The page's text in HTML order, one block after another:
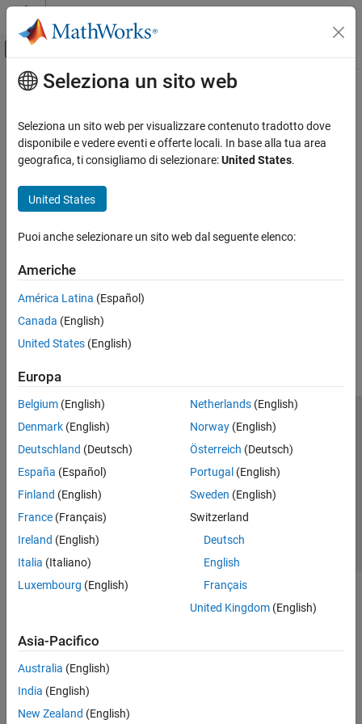
Vai al contenuto
Attiva/disattiva menu di navigazione
Pagina iniziale della documentazione
Contenuto principale
How useful was this information?
Seleziona un sito web
Seleziona un sito web per visualizzare contenuto tradotto dove
disponibile e vedere eventi e offerte locali. In base alla tua area
geografica, ti consigliamo di selezionare:United States.
United States
Puoi anche selezionare un sito web dal seguente elenco:
Americhe
América Latina (Español)
Canada (English)
United States (English)
Europa
Belgium (English)
Denmark (English)
Deutschland (Deutsch)
España (Español)
Finland (English)
France (Français)
Ireland (English)
Italia (Italiano)
Luxembourg (English)
Netherlands(English)
Norway(English)
Österreich (Deutsch)
Portugal (English)
Sweden (English)
Switzerland
Deutsch
English
Français
United Kingdom(English)
Asia-Pacifico
Australia (English)
India (English)
New Zealand (English)
Centro di fiducia
Informativa sulla privacy
Antipirateria
Stato dell'applicazione
Contatti
© 1994-2026 The MathWorks, Inc.